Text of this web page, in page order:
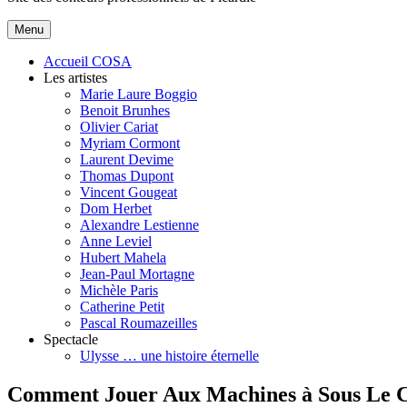
Menu
Accueil COSA
Les artistes
Marie Laure Boggio
Benoit Brunhes
Olivier Cariat
Myriam Cormont
Laurent Devime
Thomas Dupont
Vincent Gougeat
Dom Herbet
Alexandre Lestienne
Anne Leviel
Hubert Mahela
Jean-Paul Mortagne
Michèle Paris
Catherine Petit
Pascal Roumazeilles
Spectacle
Ulysse … une histoire éternelle
Comment Jouer Aux Machines à Sous Le